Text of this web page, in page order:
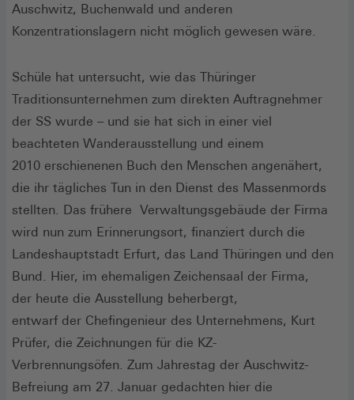
Auschwitz, Buchenwald und anderen
Konzentrationslagern nicht möglich gewesen wäre.
Schüle hat untersucht, wie das Thüringer
Traditionsunternehmen zum direkten Auftragnehmer
der SS wurde – und sie hat sich in einer viel
beachteten Wanderausstellung und einem
2010 erschienenen Buch den Menschen angenähert,
die ihr tägliches Tun in den Dienst des Massenmords
stellten. Das frühere Verwaltungsgebäude der Firma
wird nun zum Erinnerungsort, finanziert durch die
Landeshauptstadt Erfurt, das Land Thüringen und den
Bund. Hier, im ehemaligen Zeichensaal der Firma,
der heute die Ausstellung beherbergt,
entwarf der Chefingenieur des Unternehmens, Kurt
Prüfer, die Zeichnungen für die KZ-
Verbrennungsöfen. Zum Jahrestag der Auschwitz-
Befreiung am 27. Januar gedachten hier die